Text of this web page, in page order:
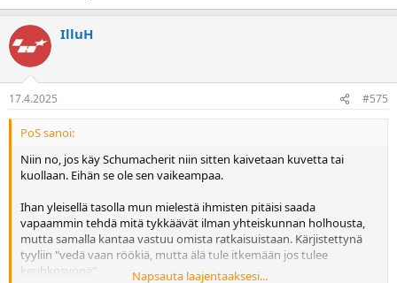
IlluH
17.4.2025 #575
PoS sanoi:
Niin no, jos käy Schumacherit niin sitten kaivetaan kuvetta tai
kuollaan. Eihän se ole sen vaikeampaa.
Ihan yleisellä tasolla mun mielestä ihmisten pitäisi saada
vapaammin tehdä mitä tykkäävät ilman yhteiskunnan holhousta,
mutta samalla kantaa vastuu omista ratkaisuistaan. Kärjistettynä
tyyliin "vedä vaan röökiä, mutta älä tule itkemään jos tulee
keuhkosyöpä".
Napsauta laajentaaksesi...